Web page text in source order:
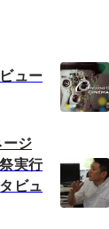
ュー
ージ
実行
ビュ